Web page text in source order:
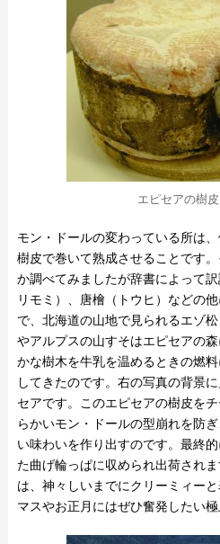
エピセアの樹
モン・ドールの変わっている所は
樹皮で巻いて熟成させることです
か調べてみましたが辞書によって
リモミ）、唐檜（トウヒ）などの
で、北海道の山地で見られるエゾ
やアルプスの山すそはエピセアの
かな樹木を牛乳を温めるときの燃
してきたのです。右の写真の背景
セアです。このエピセアの樹皮を
らかいモン・ドールの型崩れを防
い味わいを作り出すのです。最終
た曲げ輪っぱに収められ出荷され
は、神々しいまでにクリーミィー
マスやお正月にはぜひ奮発したい極